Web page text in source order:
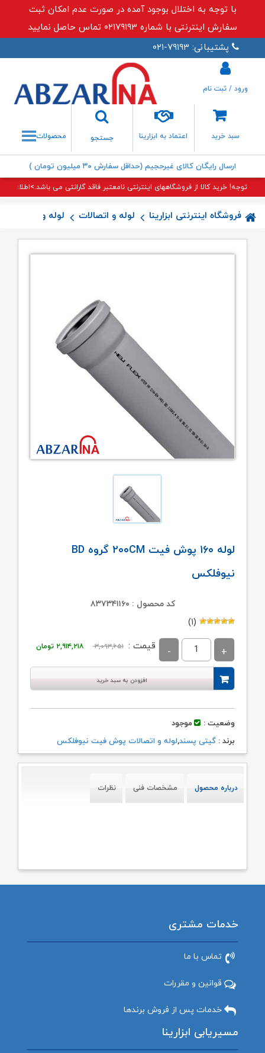
با توجه به اختلال بوجود آمده در صورت عدم امکان ثبت
سفارش اینترنتی با شماره ۰۲۱۷۹۱۹۳ تماس حاصل نمایید
پشتیبانی: ۷۹۱۹۳-۰۲۱
سبد خرید اعتماد به ابزارینا
جستجو
جستجو
ورود / ثبت نام
محصولات
ارسال رایگان کالای غیرحجیم (حداقل سفارش ۳۰ میلیون تومان )
توجه! خرید کالا از فروشگاههای اینترنتی نامعتبر فاقد گارانتی می باشد.>اطلاعات
فروشگاه اینترنتی ابزارینا لوله و اتصالات لوله و
لوله ۱۶۰ پوش فیت ۲۰۰CM گروه BD
نیوفلکس
کد محصول : ۸۳۷۳۴۱۱۶۰
(۱)
قیمت : ۳,۰۹۳,۶۵۱
قیمت
اصلی:
۳,۰۹۳,۶۵۱ تومان
۲,۹۱۴,۲۱۸ تومان
افزودن به سبد خرید
وضعیت :
موجود
برند : گیتی پسند,لوله و اتصالات پوش فیت نیوفلکس
درباره محصول مشخصات فنی نظرات
خدمات مشتری
تماس با ما
قوانین و مقررات
خدمات پس از فروش برندها
مسیریابی ابزارینا